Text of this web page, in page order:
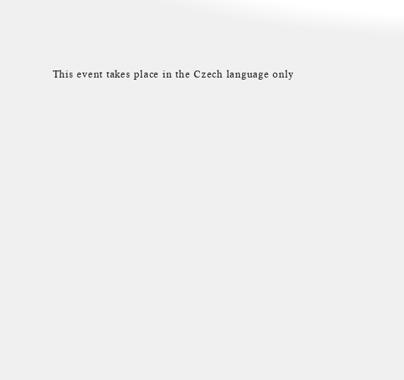
This event takes place in the Czech language only